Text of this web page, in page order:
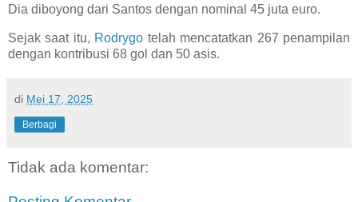
Dia diboyong dari Santos dengan nominal 45 juta euro.
Sejak saat itu, Rodrygo telah mencatatkan 267 penampilan
dengan kontribusi 68 gol dan 50 asis.
di Mei 17, 2025
Berbagi
Tidak ada komentar: